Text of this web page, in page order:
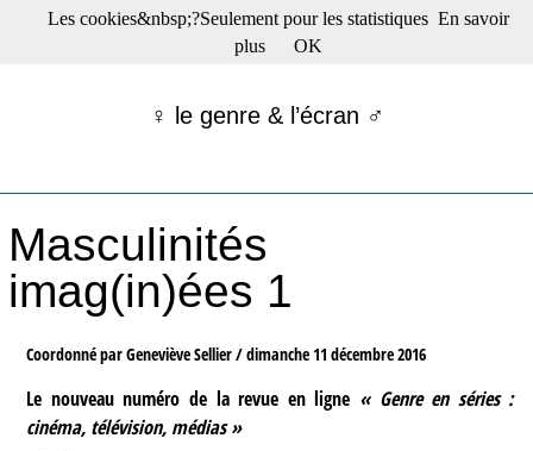
☰ Menu
Films récents
Tribunes
Archives
Actu : "La Nouvelle Vague"
S’abonner à la Lettre !
♀ le genre & l’écran ♂
Masculinités
imag(in)ées 1
Coordonné par Geneviève Sellier /dimanche 11 décembre 2016
Le nouveau numéro de la revue en ligne « Genre en séries :
cinéma, télévision, médias »
Les cookies&nbsp;?Seulement pour les statistiques En savoir
plus
OK